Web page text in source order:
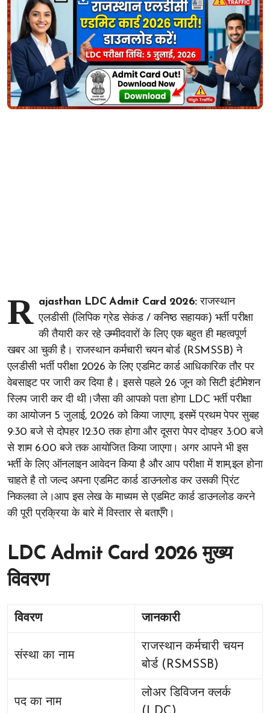
R ajasthan LDC Admit Card 2026:राजस्थान
एलडीसी (लिपिक ग्रेड सेकंड / कनिष्ठ सहायक) भर्ती परीक्षा
की तैयारी कर रहे उम्मीदवारों के लिए एक बहुत ही महत्वपूर्ण
खबर आ चुकी है। राजस्थान कर्मचारी चयन बोर्ड (RSMSSB) ने
एलडीसी भर्ती परीक्षा 2026 के लिए एडमिट कार्ड आधिकारिक तौर पर
वेबसाइट पर जारी कर दिया है। इससे पहले 26 जून को सिटी इंटीमेशन
स्लिप जारी कर दी थी।जैसा की आपको पता होगा LDC भर्ती परीक्षा
का आयोजन 5 जुलाई, 2026 को किया जाएगा, इसमें प्रथम पेपर सुबह
9:30 बजे से दोपहर 12:30 तक होगा और दूसरा पेपर दोपहर 3:00 बजे
से शाम 6:00 बजे तक आयोजित किया जाएगा। अगर आपने भी इस
भर्ती के लिए ऑनलाइन आवेदन किया है और आप परीक्षा में शाम,इल होना
चाहते है तो जल्द अपना एडमिट कार्ड डाउनलोड कर उसकी प्रिंट
निकलवा ले।आप इस लेख के माध्यम से एडमिट कार्ड डाउनलोड करने
की पूरी प्रक्रिया के बारे में विस्तार से बताएँगे।
LDC Admit Card 2026 मुख्य
विवरण
विवरण जानकारी
संस्था का नाम
राजस्थान कर्मचारी चयन
बोर्ड (RSMSSB)
पद का नाम
लोअर डिविजन क्लर्क